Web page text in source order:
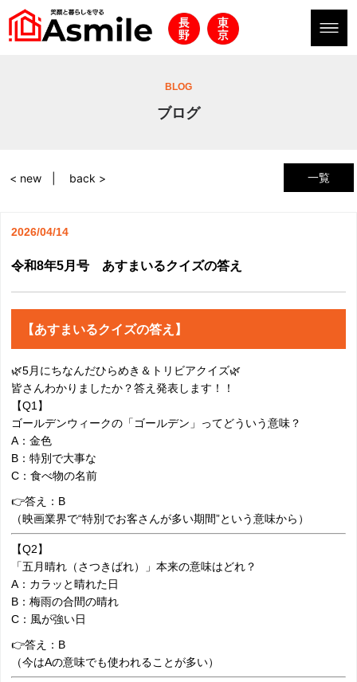
BLOG
ブログ
一覧
< new back >
2026/04/14
令和8年5月号 あすまいるクイズの答え
【あすまいるクイズの答え】
🌿5月にちなんだひらめき＆トリビアクイズ🌿
皆さんわかりましたか？答え発表します！！
【Q1】
ゴールデンウィークの「ゴールデン」ってどういう意味？
A：金色
B：特別で大事な
C：食べ物の名前
👉答え：B
（映画業界で“特別でお客さんが多い期間”という意味から）
【Q2】
「五月晴れ（さつきばれ）」本来の意味はどれ？
A：カラッと晴れた日
B：梅雨の合間の晴れ
C：風が強い日
👉答え：B
（今はAの意味でも使われることが多い）